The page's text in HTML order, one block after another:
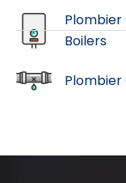
Plombier
Boilers
Plombier